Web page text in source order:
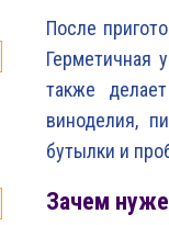
После
Герметичная
также
виноделия,
бутылки и
Зачем